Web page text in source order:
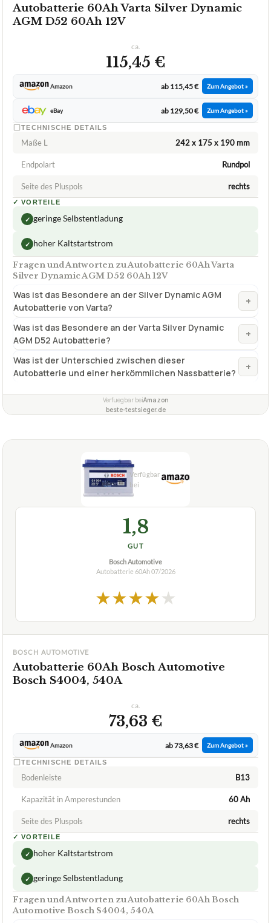
Autobatterie 60Ah Varta Silver Dynamic
AGM D52 60Ah 12V
ca.
115,45 €
Amazon ab 115,45 € Zum Angebot »
eBay ab 129,50 € Zum Angebot »
TECHNISCHE DETAILS
Maße L 242 x 175 x 190 mm
Endpolart Rundpol
Seite des Pluspols rechts
✓ VORTEILE
✓ geringe Selbstentladung
✓ hoher Kaltstartstrom
Fragen und Antworten zu Autobatterie 60Ah Varta
Silver Dynamic AGM D52 60Ah 12V
Was ist das Besondere an der Silver Dynamic AGM
Autobatterie von Varta?
+
Was ist das Besondere an der Varta Silver Dynamic
AGM D52 Autobatterie?
+
Was ist der Unterschied zwischen dieser
Autobatterie und einer herkömmlichen Nassbatterie?
+
Verfuegbar beiAmazon
beste-testsieger.de
1,8
GUT
Bosch Automotive
Autobatterie 60Ah07/2026
★★★★★
BOSCH AUTOMOTIVE
Autobatterie 60Ah Bosch Automotive
Bosch S4004, 540A
ca.
73,63 €
Amazon ab 73,63 € Zum Angebot »
TECHNISCHE DETAILS
Bodenleiste B13
Kapazität in Amperestunden 60 Ah
Seite des Pluspols rechts
✓ VORTEILE
✓ hoher Kaltstartstrom
✓ geringe Selbstentladung
Fragen und Antworten zu Autobatterie 60Ah Bosch
Automotive Bosch S4004, 540A